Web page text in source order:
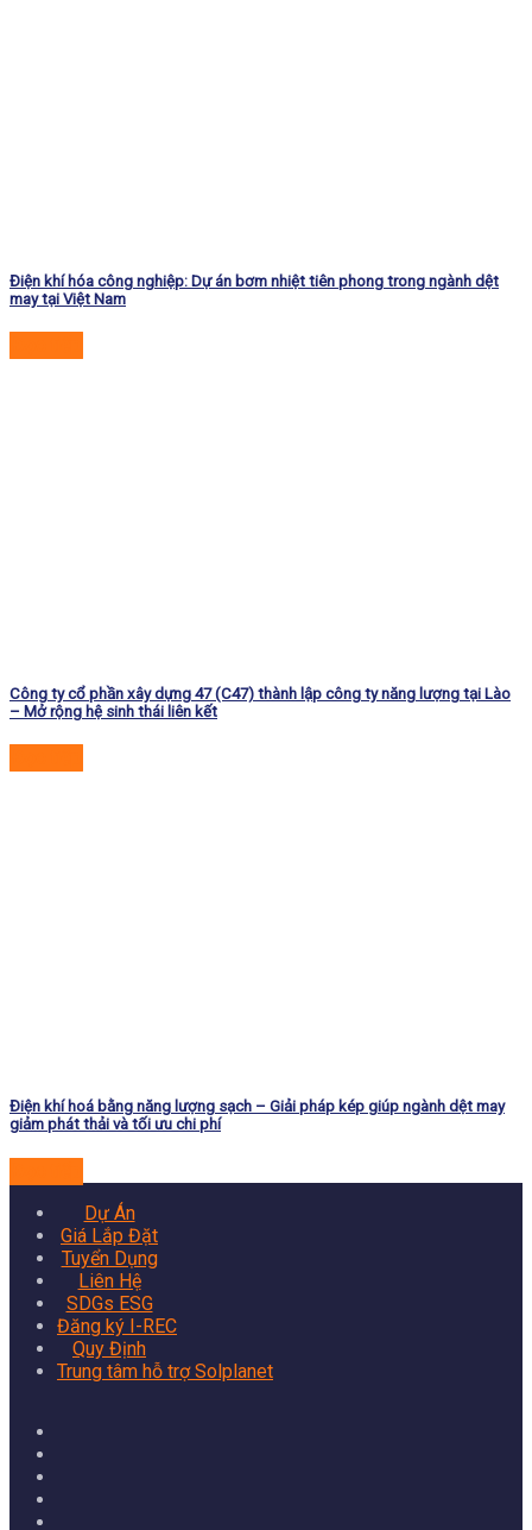
Điện khí hóa công nghiệp: Dự án bơm nhiệt tiên phong trong ngành dệt
may tại Việt Nam
Công ty cổ phần xây dựng 47 (C47) thành lập công ty năng lượng tại Lào
– Mở rộng hệ sinh thái liên kết
Điện khí hoá bằng năng lượng sạch – Giải pháp kép giúp ngành dệt may
giảm phát thải và tối ưu chi phí
Dự Án
Giá Lắp Đặt
Tuyển Dụng
Liên Hệ
SDGs ESG
Đăng ký I-REC
Quy Định
Trung tâm hỗ trợ Solplanet